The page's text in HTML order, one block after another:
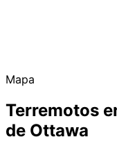
Mapa
Terremotos
de Ottawa